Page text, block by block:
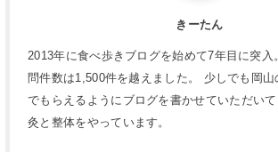
きーたん
2013年に食べ歩きブログを始めて7年目に突入
問件数は1,500件を越えました。 少しでも岡山
でもらえるようにブログを書かせていただい
灸と整体をやっています。